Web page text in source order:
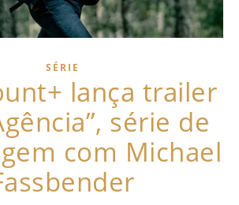
SÉRIE
lança trailer
série de
com Michael